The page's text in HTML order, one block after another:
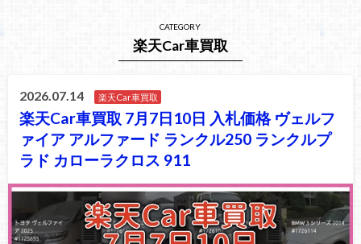
CATEGORY
楽天Car車買取
2026.07.14 楽天Car車買取
楽天Car車買取 7月7日10日 入札価格 ヴェルフ
ァイア アルファード ランクル250 ランクルプ
ラド カローラクロス 911